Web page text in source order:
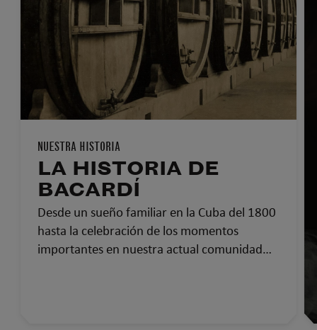
NUESTRA HISTORIA
LA HISTORIA DE
BACARDÍ
Desde un sueño familiar en la Cuba del 1800
hasta la celebración de los momentos
importantes en nuestra actual comunidad